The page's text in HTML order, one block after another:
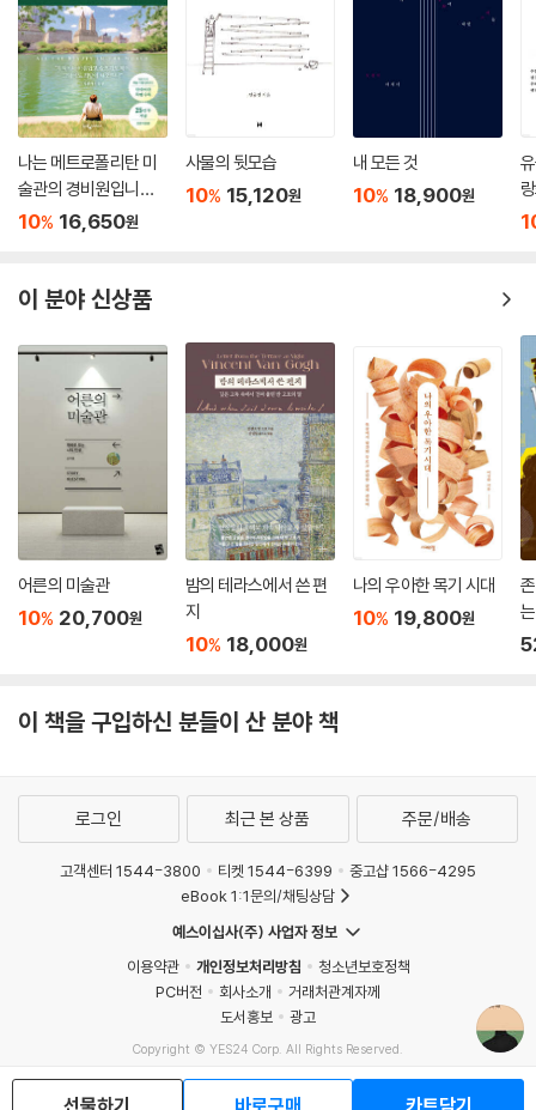
나는 메트로폴리탄 미
술관의 경비원입니다
(25만 부 기념 전면 개
10% 16,650원
사물의 뒷모습
10% 15,120원
내 모든 것
10% 18,900원
이 분야 신상품
어른의 미술관
10% 20,700원
밤의 테라스에서 쓴 편
지
10% 18,000원
나의 우아한 목기 시대
10% 19,800원
이 책을 구입하신 분들이 산 분야 책
선물하기 바로구매 카트담기
로그인 최근 본 상품 주문/배송
고객센터 1544-3800 티켓 1544-6399
중고샵 1566-4295
eBook 1:1문의/채팅상담
예스이십사(주) 사업자 정보
이용약관
개인정보처리방침
청소년보호정책
PC버전
회사소개
거래처관계자께
도서홍보
광고
Copyright © YES24 Corp. All Rights Reserved.